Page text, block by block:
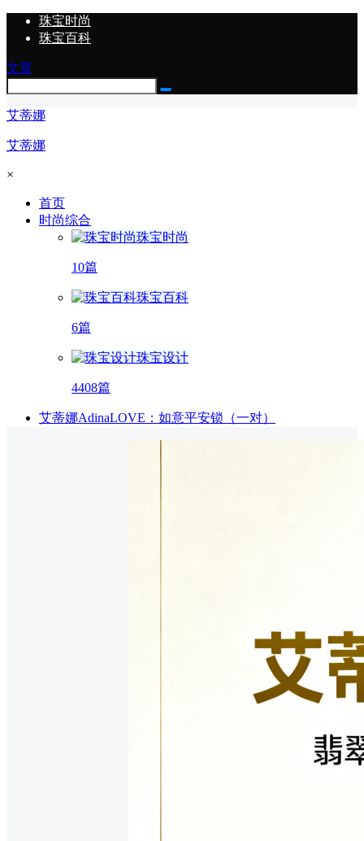
珠宝时尚
珠宝百科
文章
艾蒂娜
艾蒂娜
×
首页
时尚综合
珠宝时尚
10篇
珠宝百科
6篇
珠宝设计
4408篇
艾蒂娜AdinaLOVE：如意平安锁（一对）